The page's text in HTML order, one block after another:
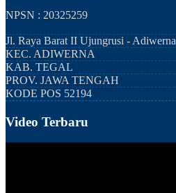
NPSN : 20325259
Jl. Raya Barat II Ujungrusi - Adiwerna
KEC. ADIWERNA
KAB. TEGAL
PROV. JAWA TENGAH
KODE POS 52194
Video Terbaru